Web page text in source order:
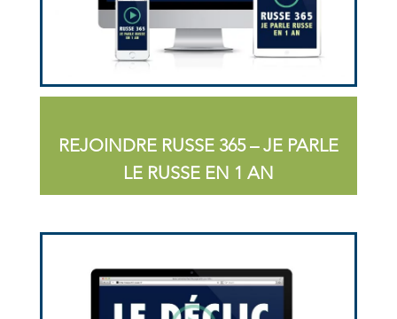
REJOINDRE RUSSE 365 – JE PARLE
LE RUSSE EN 1 AN